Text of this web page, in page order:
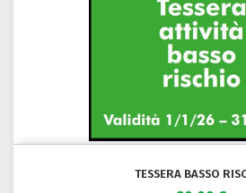
TESSERA BASSO